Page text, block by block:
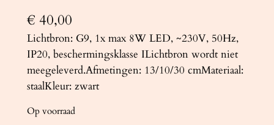
€ 40,00
Lichtbron: G9, 1x max 8W LED, ~230V, 50Hz,
IP20, beschermingsklasse ILichtbron wordt niet
meegeleverd.Afmetingen: 13/10/30 cmMateriaal:
staalKleur: zwart
Op voorraad